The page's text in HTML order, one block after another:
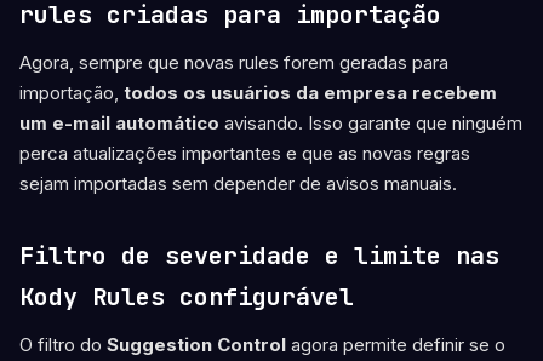
rules criadas para importação
Agora, sempre que novas rules forem geradas para
importação, todos os usuários da empresa recebem
um e-mail automático avisando. Isso garante que ninguém
perca atualizações importantes e que as novas regras
sejam importadas sem depender de avisos manuais.
Filtro de severidade e limite nas
Kody Rules configurável
O filtro do Suggestion Control agora permite definir se o